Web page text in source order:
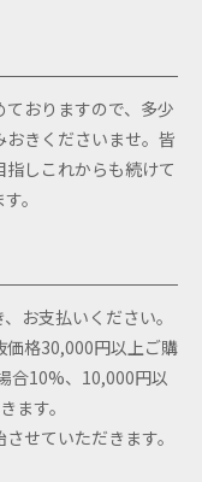
おりますので、多少
きくださいませ。皆
しこれからも続けて
。
お支払いください。
価格30,000円以上ご購
合10%、10,000円以
ます。
せていただきます。